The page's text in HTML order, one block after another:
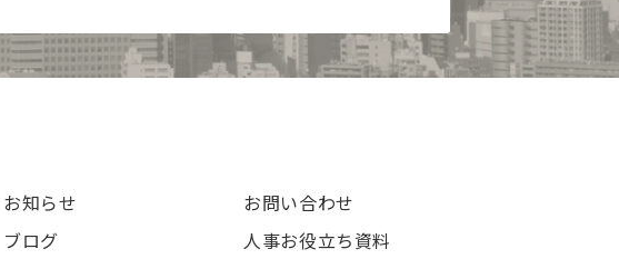
お知らせ
ブログ
お問い合わせ
人事お役立ち資料